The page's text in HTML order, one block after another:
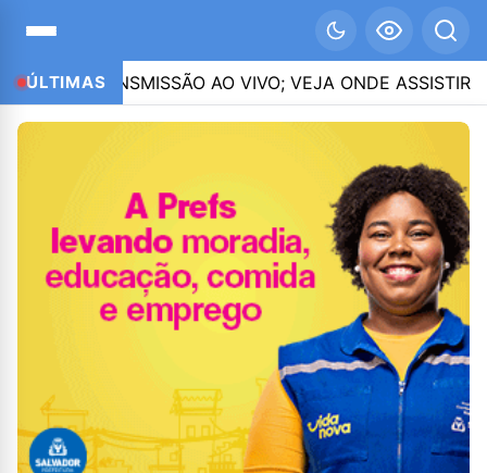
ÚLTIMAS
DE TRANSMISSÃO AO VIVO; VEJA ONDE ASSISTIR